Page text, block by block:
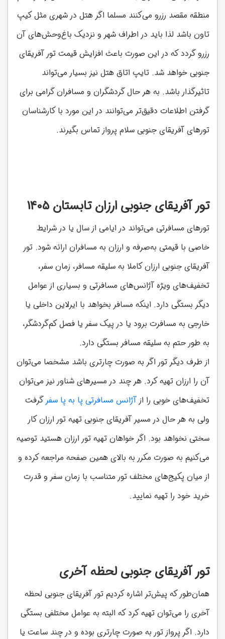
منطقه مقصد رزرو می‌کنند مسلما اگر هتل در شهری مثل کیپ
تاون باشد لذا باید در اطراف شهر و نزدیک باغ‌وحش‌های آن
رزرو گردد که در این صورت باعث افزایش قیمت تور آفریقای
جنوبی خواهد شد. تایپ اتاق هتل نیز بسیار می‌تواند
تاثیرگذار باشد. به هر حال گردشگران و مسافران گرامی برای
گرفتن اطلاعات دقیق‌تر می‌توانند در این مورد با کارشناسان
تورهای آفریقای جنوبی سلام پرواز تماس بگیرند.
تور آفریقای جنوبی ارزان تابستان 1405
تورهای مسافرتی می‌تواند در ایامی از سال یا در شرایط
خاصی با قیمتی به‌صرفه و ارزان به مسافران ارائه شود. تور
آفریقای جنوبی ارزان کاملا به سلیقه مسافر، زمان سفر،
تخفیف‌های ویژه آژانس‌های مسافرتی و بسیاری از عوامل
دیگر بستگی دارد. اینکه مسافر بخواهد با ایرلاین داخلی یا
خارجی به مسافرت برود یا در پیک سفر یا فصل کم‌گردشگر،
به طور حتم به سلیقه مسافر بستگی دارد.
از طرف دیگر تور اگر به صورت چارتری باشد مشخصا می‌توان
آن را ارزان تهیه کرد. هر چند در مسیرهای شناور نیز می‌توان
تخفیف‌های خوبی را از آژانس مسافرتی پا به پا سفرگرفت
ولی به هر حال در مسیر آفریقای جنوبی تهیه تور ارزان کار
سختی نخواهد بود. اگر خواهان تهیه تور ارزان هستید توصیه
می‌کنیم به صورت مکرر به بالای همین صفحه مراجعه کرده و
از میان پکیج‌های مختلف تور متناسب با زمان سفر و قدرت
خرید خود را تهیه نمایید.
تور آفریقای جنوبی لحظه آخری
همان‌طور که پیش‌تر اشاره کردیم تور آفریقای جنوبی لحظه
آخری را می‌توان تهیه کرد که البته به عوامل مختلفی بستگی
دارد. اگر پرواز تور به صورت چارتری بوده و در چند ساعت یا